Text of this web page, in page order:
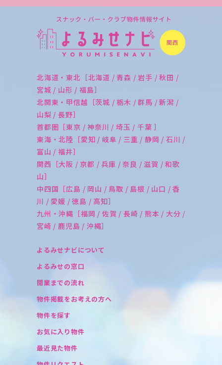
北海道・東北［北海道 / 青森 / 岩手 / 秋田 /
宮城 / 山形 / 福島］
北関東・甲信越［茨城 / 栃木 / 群馬 / 新潟 /
山梨 / 長野］
首都圏［東京 / 神奈川 / 埼玉 / 千葉 ］
東海・北陸［愛知 / 岐阜 / 三重 / 静岡 / 石川 /
富山 / 福井］
関西［大阪 / 京都 / 兵庫 / 奈良 / 滋賀 / 和歌
山］
中四国［広島 / 岡山 / 鳥取 / 島根 / 山口 / 香
川 / 愛媛 / 徳島 / 高知］
九州・沖縄［福岡 / 佐賀 / 長崎 / 熊本 / 大分 /
宮崎 / 鹿児島 / 沖縄］
よるみせナビについて
よるみせの窓口
開業までの流れ
物件掲載をお考えの方へ
物件を探す
お気に入り物件
最近見た物件